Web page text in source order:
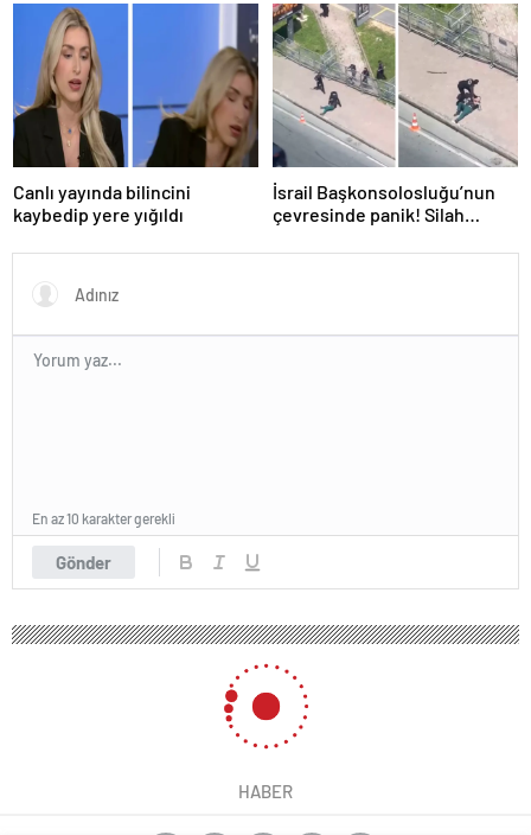
Canlı yayında bilincini
kaybedip yere yığıldı
İsrail Başkonsolosluğu’nun
çevresinde panik! Silah
açıklama geldi
Gönder
En az 10 karakter gerekli
HABER